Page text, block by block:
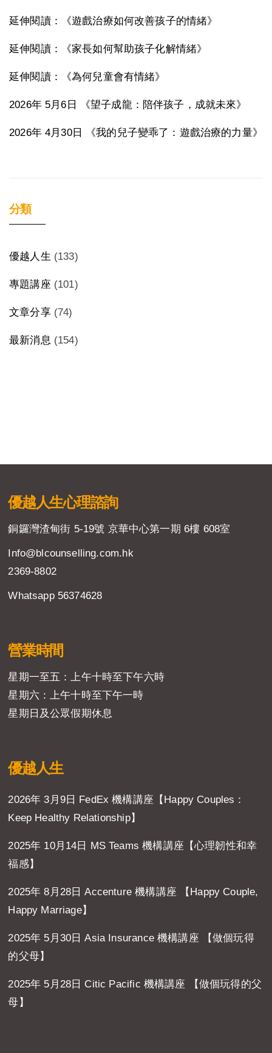
延伸閱讀：《遊戲治療如何改善孩子的情緒》
延伸閱讀：《家長如何幫助孩子化解情緒》
延伸閱讀：《為何兒童會有情緒》
2026年 5月6日 《望子成龍：陪伴孩子，成就未來》
2026年 4月30日 《我的兒子變乖了：遊戲治療的力量》
分類
優越人生 (133)
專題講座 (101)
文章分享(74)
最新消息 (154)
優越人生心理諮詢
銅鑼灣渣甸街 5-19號 京華中心第一期 6樓 608室
Info@blcounselling.com.hk
2369-8802
Whatsapp 56374628
營業時間
星期一至五：上午十時至下午六時
星期六：上午十時至下午一時
星期日及公眾假期休息
優越人生
2026年 3月9日 FedEx 機構講座【Happy Couples：
Keep Healthy Relationship】
2025年 10月14日 MS Teams 機構講座【心理韌性和幸
福感】
2025年 8月28日 Accenture 機構講座 【Happy Couple,
Happy Marriage】
2025年 5月30日 Asia Insurance 機構講座 【做個玩得
的父母】
2025年 5月28日 Citic Pacific 機構講座 【做個玩得的父
母】